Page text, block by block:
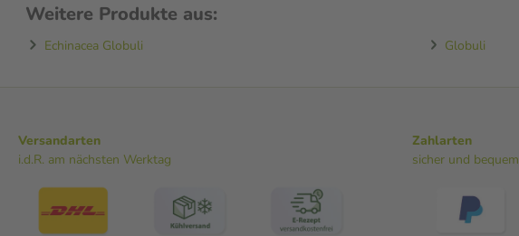
Weitere Produkte aus:
Echinacea Globuli Globuli
Versandarten
i.d.R. am nächsten Werktag
Zahlarten
sicher und bequem